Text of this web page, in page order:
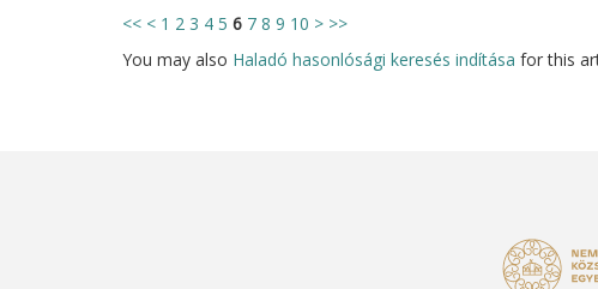
<< < 1 2 3 4 5 6 7 8 9 10 > >>
You may also Haladó hasonlósági keresés indítása for this